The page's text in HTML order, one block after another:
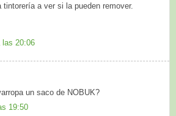
a ver si la pueden remover.
las 20:06
un saco de NOBUK?
19:50